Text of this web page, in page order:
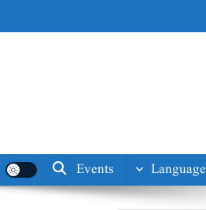
Language
Events